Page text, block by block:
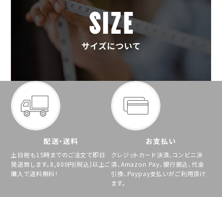
配送・送料
土日祝も15時までのご注文で即日
発送致します。8,800円(税込)以上ご
購入で送料無料！
お支払い
クレジットカード決済、コンビニ決
済、Amazon Pay、銀行振込、代金
引換、Paypay支払いがご利用頂け
ます。